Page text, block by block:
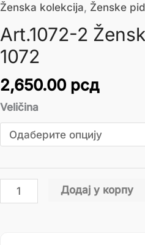
Ženska kolekcija, Ženske
Art.1072-2
1072
2,650.00 рсд
Veličina
Додај у корпу